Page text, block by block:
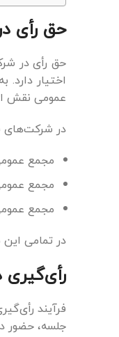
حق رأی
حق رأی در
عمومی نقش
در شرکت‌های
مجمع
مجمع
مجمع
در تمامی
فرآیند
جلسه، حضور دارندگان حداقل ۵۰ درصد از کل سهام ضروری است. در